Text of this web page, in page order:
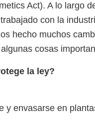
Act). A lo largo
con la
hecho muchos
cosas
la ley?
y envasarse en